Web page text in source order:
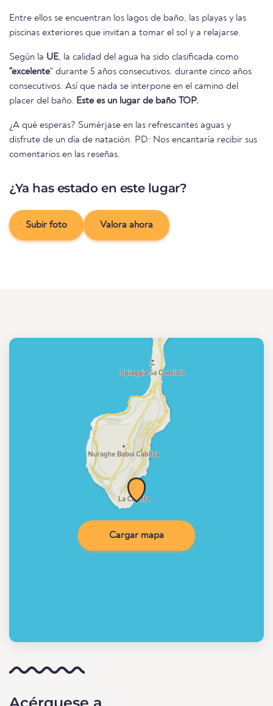
Entre ellos se encuentran los lagos de baño, las playas y las
piscinas exteriores que invitan a tomar el sol y a relajarse.
Según la UE, la calidad del agua ha sido clasificada como
"excelente" durante 5 años consecutivos. durante cinco años
consecutivos. Así que nada se interpone en el camino del
placer del baño. Este es un lugar de baño TOP.
¿A qué esperas? Sumérjase en las refrescantes aguas y
disfrute de un día de natación. PD: Nos encantaría recibir sus
comentarios en las reseñas.
¿Ya has estado en este lugar?
Subir foto Valora ahora
Cargar mapa